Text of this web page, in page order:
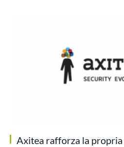
Axitea rafforza la